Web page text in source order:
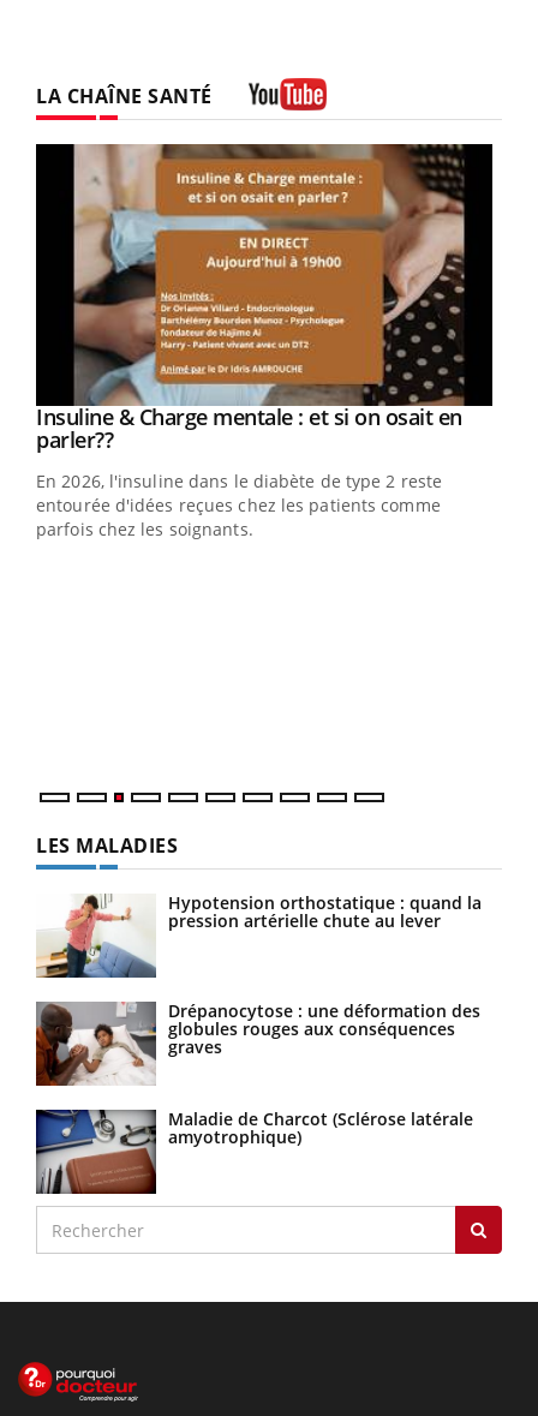
LA CHAÎNE SANTÉ
Youtube
Insuline & Charge mentale : et si on osait en
parler??Youtube
En 2026, l'insuline dans le diabète de type 2 reste
entourée d'idées reçues chez les patients comme
parfois chez les soignants.
LES MALADIES
Hypotension orthostatique : quand la
pression artérielle chute au lever
Drépanocytose : une déformation des
globules rouges aux conséquences
graves
Maladie de Charcot (Sclérose latérale
amyotrophique)